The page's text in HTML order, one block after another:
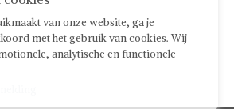
van onze website, ga je
met het gebruik van cookies. Wij
analytische en functionele